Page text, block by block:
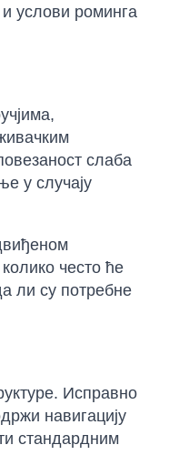
услови роминга
слаба
у случају
често ће
ли су потребне
Исправно
навигацију
стандардним